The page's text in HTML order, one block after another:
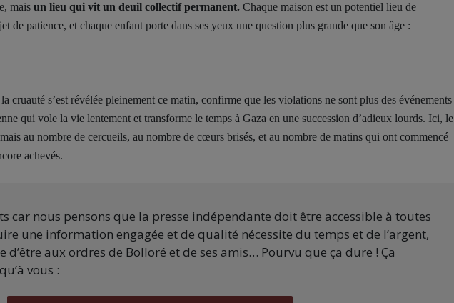
mais un lieu qui vit un deuil collectif permanent. Chaque maison est un potentiel lieu de
de patience, et chaque enfant porte dans ses yeux une question plus grande que son âge :
cruauté s’est révélée pleinement ce matin, confirme que les violations ne sont plus des événements
qui vole la vie lentement et transforme le temps à Gaza en une succession d’adieux lourds. Ici, le
au nombre de cercueils, au nombre de cœurs brisés, et au nombre de matins qui ont commencé
achevés.
car nous pensons que la presse indépendante doit être accessible à toutes
une information engagée et de qualité nécessite du temps et de l’argent,
aux ordres de Bolloré et de ses amis… Pourvu que ça dure ! Ça
vous :